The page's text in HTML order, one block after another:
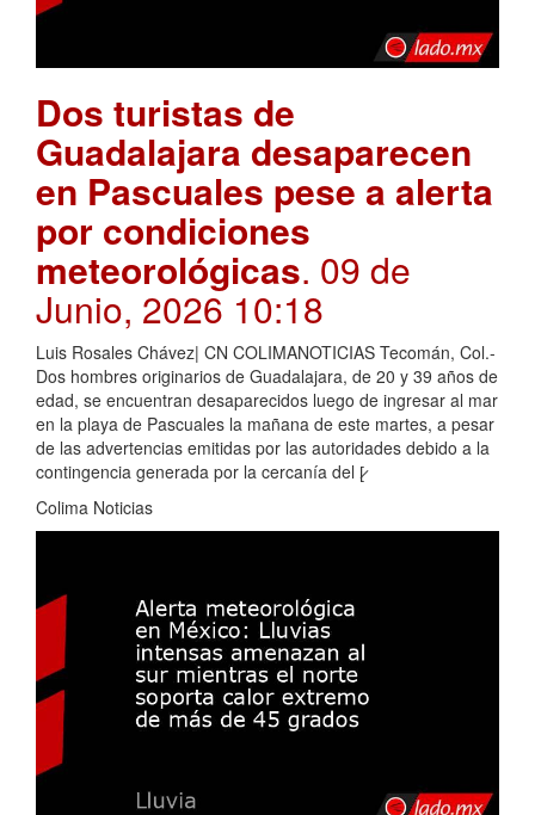
Dos turistas de
Guadalajara desaparecen
en Pascuales pese a alerta
por condiciones
meteorológicas. 09 de
Junio, 2026 10:18
Luis Rosales Chávez| CN COLIMANOTICIAS Tecomán, Col.-
Dos hombres originarios de Guadalajara, de 20 y 39 años de
edad, se encuentran desaparecidos luego de ingresar al mar
en la playa de Pascuales la mañana de este martes, a pesar
de las advertencias emitidas por las autoridades debido a la
contingencia generada por la cercanía del [̷
Colima Noticias